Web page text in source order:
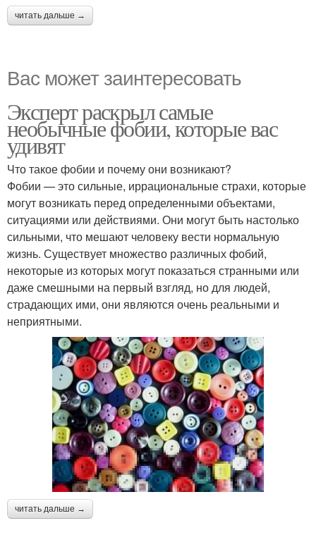
читать дальше →
Вас может заинтересовать
Эксперт раскрыл самые
необычные фобии, которые вас
удивят
Что такое фобии и почему они возникают?
Фобии — это сильные, иррациональные страхи, которые
могут возникать перед определенными объектами,
ситуациями или действиями. Они могут быть настолько
сильными, что мешают человеку вести нормальную
жизнь. Существует множество различных фобий,
некоторые из которых могут показаться странными или
даже смешными на первый взгляд, но для людей,
страдающих ими, они являются очень реальными и
неприятными.
читать дальше →